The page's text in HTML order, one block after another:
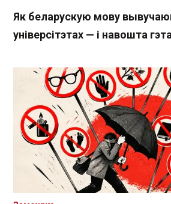
Як беларускую мову
універсітэтах — і навошта